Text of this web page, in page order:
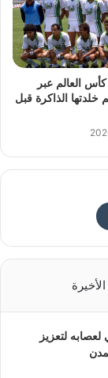
العالم عبر
خلدتها الذاكرة قبل
الأخيرة
لتعزيز